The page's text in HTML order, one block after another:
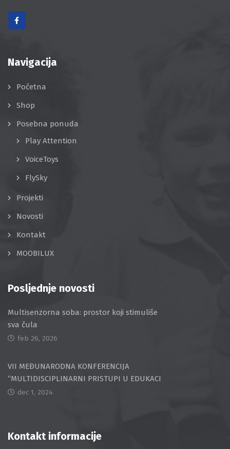
Navigacija
Početna
Shop
Posebna ponuda
Play Attention
VoiceToys
FlySky
Projekti
Novosti
Kontakt
MOOBILUX
Posljednje novosti
Multisenzorna soba: prostor koji stimuliše
sva čula
feb 26, 2026
VII MEĐUNARODNA KONFERENCIJA
“MULTIDISCIPLINARNI PRISTUPI U EDUKACI
dec 1, 2024
Kontakt informacije